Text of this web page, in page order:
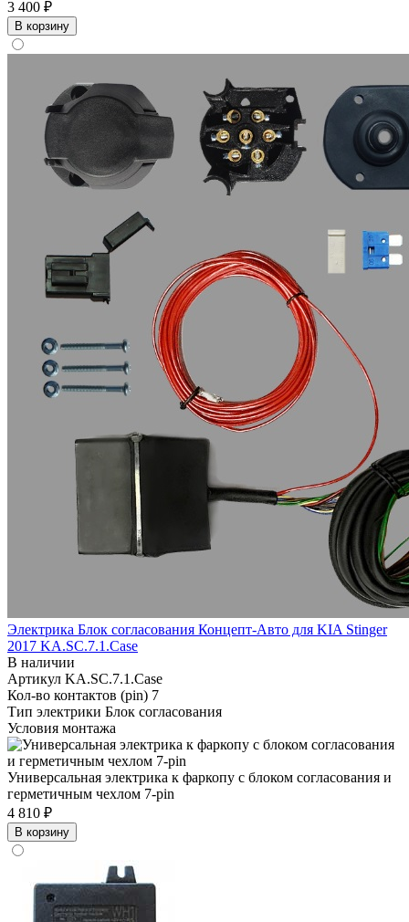
3 400 ₽
В корзину
Электрика Блок согласования Концепт-Авто для KIA Stinger
2017 KA.SC.7.1.Case
В наличии
Артикул KA.SC.7.1.Case
Кол-во контактов (pin) 7
Тип электрики Блок согласования
Условия монтажа
Универсальная электрика к фаркопу с блоком согласования и
герметичным чехлом 7-pin
4 810 ₽
В корзину